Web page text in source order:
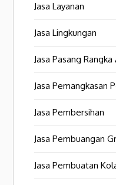
Jasa Layanan
Jasa Lingkungan
Jasa Pasang
Jasa Pemangkasan
Jasa Pembersihan
Jasa Pembuangan
Jasa Pembuatan